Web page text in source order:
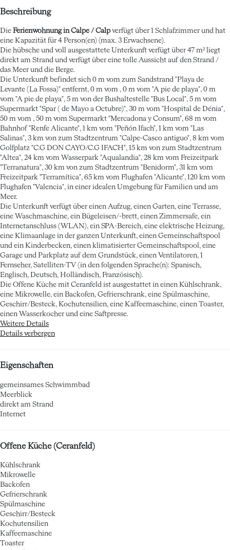
Beschreibung
Die Ferienwohnung in Calpe / Calpverfügt über 1 Schlafzimmer und hat
eine Kapazität für 4 Person(en) (max. 3 Erwachsene).
Die hübsche und voll ausgestattete Unterkunft verfügt über 47 m² liegt
direkt am Strand und verfügt über eine tolle Aussicht auf den Strand /
das Meer und die Berge.
Die Unterkunft befindet sich 0 m vom zum Sandstrand "Playa de
Levante (La Fossa)" entfernt, 0 m vom , 0 m vom "A pie de playa", 0 m
vom "A pie de playa", 5 m von der Bushaltestelle "Bus Local", 5 m vom
Supermarkt "Spar ( de Mayo a Octubre)", 30 m vom "Hospital de Dénia",
50 m vom , 50 m vom Supermarkt "Mercadona y Consum", 68 m vom
Bahnhof "Renfe Alicante", 1 km vom "Peñón Ifach", 1 km vom "Las
Salinas", 3 km von zum Stadtzentrum "Calpe-Casco antiguo", 8 km vom
Golfplatz "C.G DON CAYO/C.G IFACH", 15 km von zum Stadtzentrum
"Altea", 24 km vom Wasserpark "Aqualandia", 28 km vom Freizeitpark
"Terranatura", 30 km von zum Stadtzentrum "Benidorm", 31 km vom
Freizeitpark "Terramítica", 65 km vom Flughafen "Alicante", 120 km vom
Flughafen "Valencia", in einer idealen Umgebung für Familien und am
Meer.
Die Unterkunft verfügt über einen Aufzug, einen Garten, eine Terrasse,
eine Waschmaschine, ein Bügeleisen/-brett, einen Zimmersafe, ein
Internetanschluss (WLAN), ein SPA-Bereich, eine elektrische Heizung,
eine Klimaanlage in der ganzen Unterkunft, einen Gemeinschaftspool
und ein Kinderbecken, einen klimatisierter Gemeinschaftspool, eine
Garage und Parkplatz auf dem Grundstück, einen Ventilatoren, 1
Fernseher, Satelliten-TV (in den folgenden Sprache(n): Spanisch,
Englisch, Deutsch, Holländisch, Französisch).
Die Offene Küche mit Ceranfeld ist ausgestattet in einen Kühlschrank,
eine Mikrowelle, ein Backofen, Gefrierschrank, eine Spülmaschine,
Geschirr/Besteck, Kochutensilien, eine Kaffeemaschine, einen Toaster,
einen Wasserkocher und eine Saftpresse.
Weitere Details
Details verbergen
Eigenschaften
gemeinsames Schwimmbad
Meerblick
direkt am Strand
Internet
Offene Küche (Ceranfeld)
Kühlschrank
Mikrowelle
Backofen
Gefrierschrank
Spülmaschine
Geschirr/Besteck
Kochutensilien
Kaffeemaschine
Toaster